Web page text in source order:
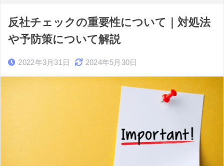
反社チェックの重要性について｜対処法
や予防策について解説
2022年3月31日 2024年5月30日